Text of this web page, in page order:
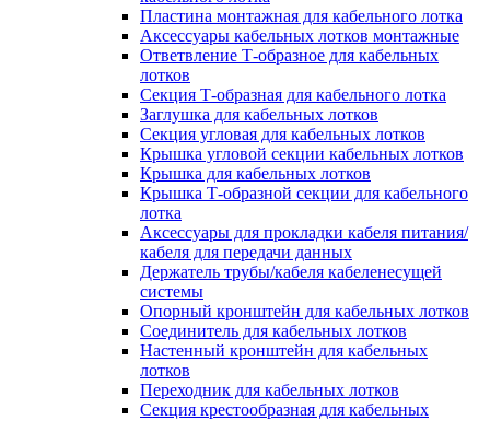
Пластина монтажная для кабельного лотка
Аксессуары кабельных лотков монтажные
Ответвление Т-образное для кабельных
лотков
Секция Т-образная для кабельного лотка
Заглушка для кабельных лотков
Секция угловая для кабельных лотков
Крышка угловой секции кабельных лотков
Крышка для кабельных лотков
Крышка Т-образной секции для кабельного
лотка
Аксессуары для прокладки кабеля питания/
кабеля для передачи данных
Держатель трубы/кабеля кабеленесущей
системы
Опорный кронштейн для кабельных лотков
Соединитель для кабельных лотков
Настенный кронштейн для кабельных
лотков
Переходник для кабельных лотков
Секция крестообразная для кабельных